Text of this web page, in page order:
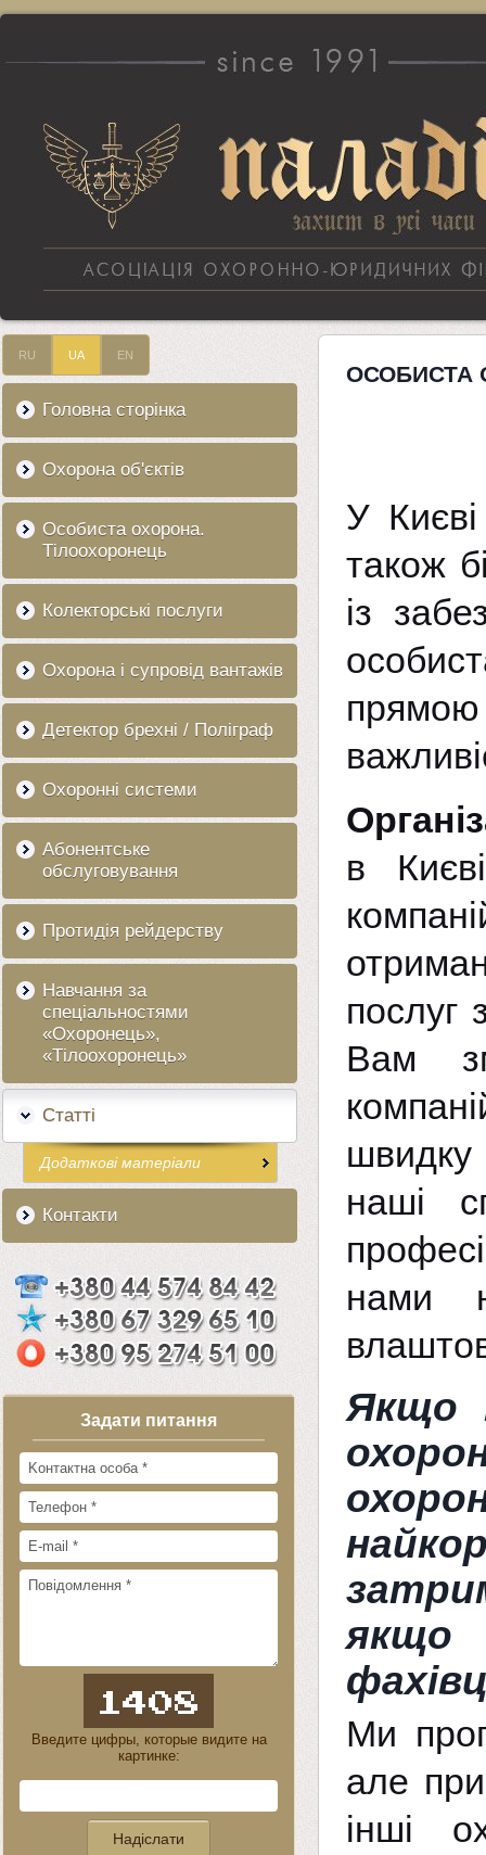
RU UA EN
Головна сторінка
Охорона об'єктів
Особиста охорона.
Тілоохоронець
Колекторські послуги
Охорона і супровід вантажів
Детектор брехні / Поліграф
Охоронні системи
Абонентське
обслуговування
Протидія рейдерству
Навчання за
спеціальностями
«Охоронець»,
«Тілоохоронець»
Статті
Додаткові матеріали
Контакти
Задати питання
Введите цифры, которые видите на
картинке:
ОСОБИСТА
У
також
із
в
послуг
Вам
швидку
наші
нами
Якщо
якщо
Ми
але
інші